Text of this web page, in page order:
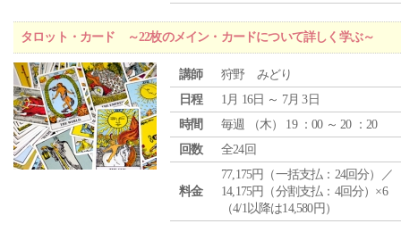
タロット・カード ～22枚のメイン・カードについて詳しく学ぶ～
講師
狩野 みどり
日程
1月 16日 ～ 7月 3日
時間
毎週 （木） 19 ：00 ～ 20 ：20
回数
全24回
料金
77,175円（一括支払：24回分）／
14,175円（分割支払：4回分）×6
（4/1以降は14,580円）